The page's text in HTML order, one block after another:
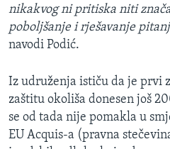
nikakvog ni pritiska niti
poboljšanje i rješavanje
navodi Podić.
Iz udruženja ističu da je prvi
zaštitu okoliša donesen još
se od tada nije pomakla u
EU Acquis-a (pravna